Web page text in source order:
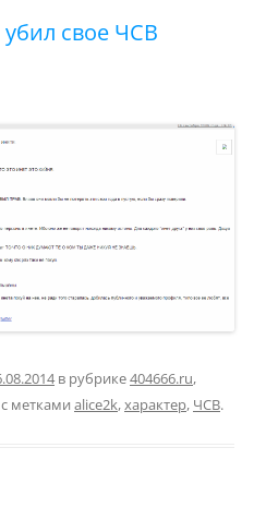
свое ЧСВ
в рубрике404666.ru,
с метками alice2k,характер, ЧСВ.